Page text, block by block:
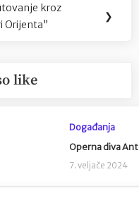
kroz
Orijenta”
❯
like
Događanja
Operna diva
7. veljače 2024